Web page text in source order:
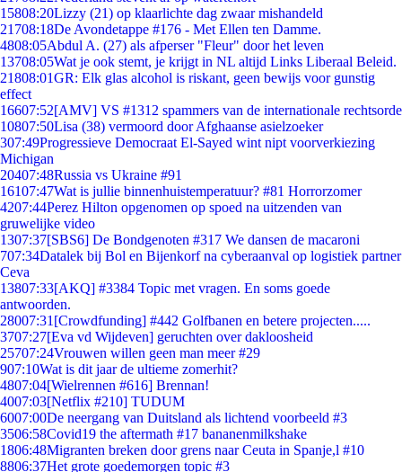
15808:20Lizzy (21) op klaarlichte dag zwaar mishandeld
21708:18De Avondetappe #176 - Met Ellen ten Damme.
4808:05Abdul A. (27) als afperser "Fleur" door het leven
13708:05Wat je ook stemt, je krijgt in NL altijd Links Liberaal Beleid.
21808:01GR: Elk glas alcohol is riskant, geen bewijs voor gunstig
effect
16607:52[AMV] VS #1312 spammers van de internationale rechtsorde
10807:50Lisa (38) vermoord door Afghaanse asielzoeker
307:49Progressieve Democraat El-Sayed wint nipt voorverkiezing
Michigan
20407:48Russia vs Ukraine #91
16107:47Wat is jullie binnenhuistemperatuur? #81 Horrorzomer
4207:44Perez Hilton opgenomen op spoed na uitzenden van
gruwelijke video
1307:37[SBS6] De Bondgenoten #317 We dansen de macaroni
707:34Datalek bij Bol en Bijenkorf na cyberaanval op logistiek partner
Ceva
13807:33[AKQ] #3384 Topic met vragen. En soms goede
antwoorden.
28007:31 [Crowdfunding] #442 Golfbanen en betere projecten.....
3707:27[Eva vd Wijdeven] geruchten over dakloosheid
25707:24Vrouwen willen geen man meer #29
907:10Wat is dit jaar de ultieme zomerhit?
4807:04[Wielrennen #616] Brennan!
4007:03[Netflix #210] TUDUM
6007:00De neergang van Duitsland als lichtend voorbeeld #3
3506:58Covid19 the aftermath #17 bananenmilkshake
1806:48Migranten breken door grens naar Ceuta in Spanje,l #10
8806:37Het grote goedemorgen topic #3